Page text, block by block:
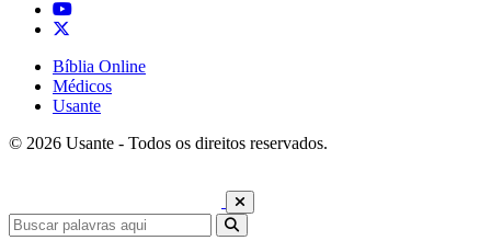
Bíblia Online
Médicos
Usante
© 2026 Usante - Todos os direitos reservados.